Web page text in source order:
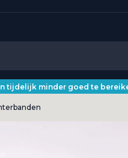
tijdelijk minder goed te